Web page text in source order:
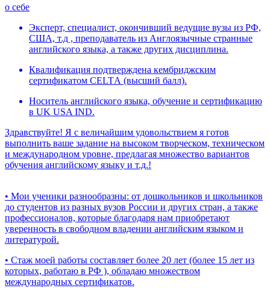
о себе
Эксперт, специалист, окончивший ведущие вузы из РФ,
США, т.д , преподаватель из Англоязычные странные
английского языка, а также других дисциплина.
Квалификaция подтверждена кембриджским
сертификатом CЕLTА (высший балл).
Носитель английского языка, обучение и сертификацию
в UK USA IND.
Здравствуйте! Я c величайшим удовольствием я готов
выполнить ваше задание на высоком творческом, техническом
и международном уровне, предлагая множество вариантов
обучения английскому языку и т.д.!
• Мои ученики разнообразны: от дошкольников и школьников
до студентов из разных вузов России и других стран, а также
профессионалов, которые благодаря нам приобретают
уверенность в свободном владении английским языком и
литературой.
• Стаж моей работы составляет более 20 лет (более 15 лет из
которых, работаю в РФ ), обладаю множеством
международных сертификатов.